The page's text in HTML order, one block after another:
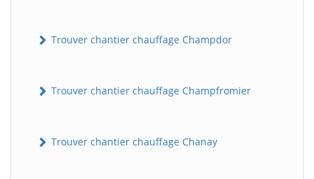
Trouver chantier chauffage Champdor
Trouver chantier chauffage Champfromier
Trouver chantier chauffage Chanay